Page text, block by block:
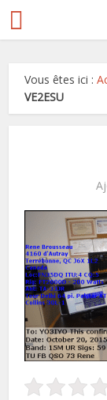
Vous êtes ici :
VE2ESU